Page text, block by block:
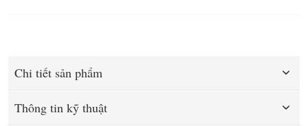
Chi tiết sản phẩm
Thông tin kỹ thuật